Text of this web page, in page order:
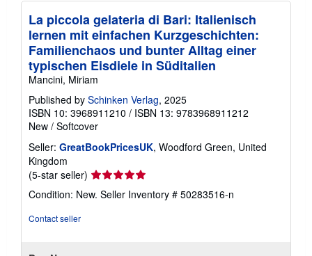
La piccola gelateria di Bari: Italienisch
lernen mit einfachen Kurzgeschichten:
Familienchaos und bunter Alltag einer
typischen Eisdiele in Süditalien
Mancini, Miriam
Published by Schinken Verlag, 2025
ISBN 10: 3968911210 / ISBN 13: 9783968911212
New / Softcover
Seller: GreatBookPricesUK, Woodford Green, United
Kingdom
(5-star seller) Seller
rating
5
Condition: New. Seller Inventory # 50283516-n
Contact seller